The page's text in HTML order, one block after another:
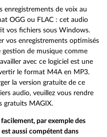
enregistrements de voix au
OGG ou FLAC : cet audio
vos fichiers sous Windows.
vos enregistrements optimisés
de musique comme
avec ce logiciel est une
le format M4A en MP3.
la version gratuite de ce
audio, veuillez vous rendre
gratuits MAGIX.
par exemple des
aussi compétent dans